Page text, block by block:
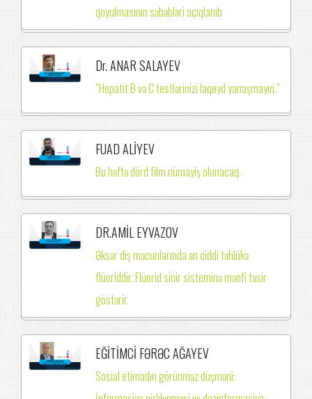
qoyulmasının səbəbləri açıqlanıb
Dr. ANAR SALAYEV
”Hepatit B və C testlərinizi laqeyd yanaşmayın.”
FUAD ALİYEV
Bu həftə dörd film nümayiş olunacaq.
DR.AMİL EYVAZOV
Əksər diş məcunlarında ən ciddi təhlükə
flüoriddir. Flüorid sinir sisteminə mənfi təsir
göstərir.
EĞİTİMCİ FƏRƏC AĞAYEV
Sosial etimadın görünməz düşməni: